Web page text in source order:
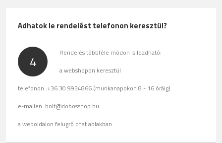
Adhatok le rendelést telefonon keresztül?
4
Rendelés többféle módon is leadható:
a webshopon keresztül
telefonon :+36 30 9934866 (munkanapokon 8 - 16 óráig)
e-mailen: bolt@dobosshop.hu
a weboldalon felugró chat ablakban